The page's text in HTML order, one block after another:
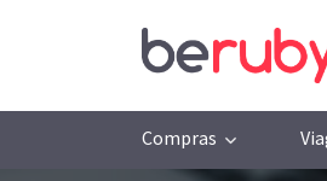
Compras